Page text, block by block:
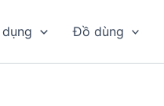
Đồ dùng